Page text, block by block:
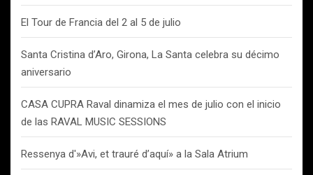
El Tour de Francia del 2 al 5 de julio
Santa Cristina d’Aro, Girona, La Santa celebra su décimo
aniversario
CASA CUPRA Raval dinamiza el mes de julio con el inicio
de las RAVAL MUSIC SESSIONS
Ressenya d'»Avi, et trauré d’aquí» a la Sala Atrium